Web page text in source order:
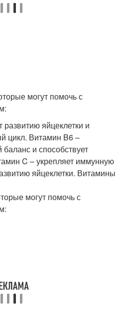
могут помочь с
развитию яйцеклетки и
цикл. Витамин B6 –
и способствует
C – укрепляет иммунную
яйцеклетки. Витамины
могут помочь с